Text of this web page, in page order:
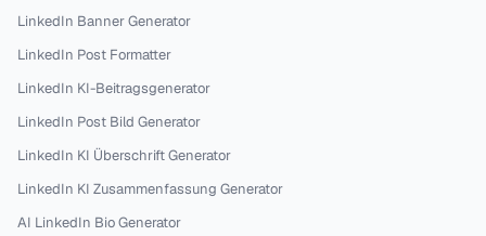
LinkedIn Banner Generator
LinkedIn Post Formatter
LinkedIn KI-Beitragsgenerator
LinkedIn Post Bild Generator
LinkedIn KI Überschrift Generator
LinkedIn KI Zusammenfassung Generator
AI LinkedIn Bio Generator